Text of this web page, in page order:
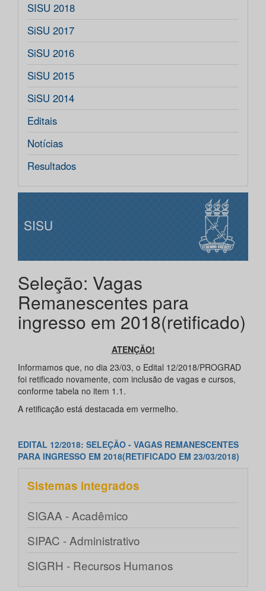
SISU 2018
SiSU 2017
SiSU 2016
SiSU 2015
SiSU 2014
Editais
Notícias
Resultados
SISU
Seleção: Vagas
Remanescentes para
ingresso em 2018(retificado)
ATENÇÃO!
Informamos que, no dia 23/03, o Edital 12/2018/PROGRAD
foi retificado novamente, com inclusão de vagas e cursos,
conforme tabela no item 1.1.
A retificação está destacada em vermelho.
EDITAL 12/2018: SELEÇÃO - VAGAS REMANESCENTES
PARA INGRESSO EM 2018(RETIFICADO EM 23/03/2018)
Sistemas integrados
SIGAA - Acadêmico
SIPAC - Administrativo
SIGRH - Recursos Humanos